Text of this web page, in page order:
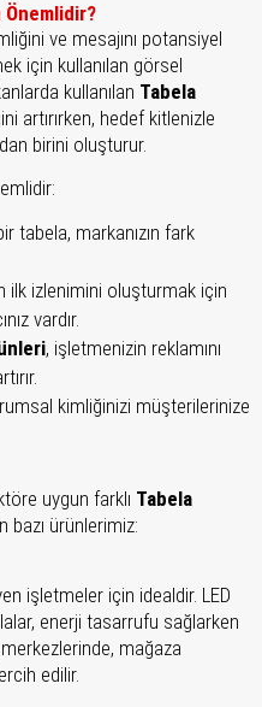
ve mesajını potansiyel
için kullanılan görsel
kullanılan Tabela
artırırken, hedef kitlenizle
birini oluşturur.
tabela, markanızın fark
ilk izlenimini oluşturmak için
vardır.
, işletmenizin reklamını
kimliğinizi müşterilerinize
uygun farklı Tabela
bazı ürünlerimiz:
işletmeler için idealdir. LED
enerji tasarrufu sağlarken
mağaza
edilir.